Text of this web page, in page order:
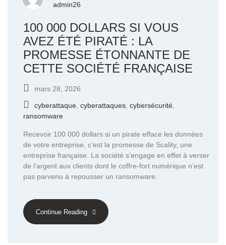
admin26
100 000 DOLLARS SI VOUS
AVEZ ÉTÉ PIRATÉ : LA
PROMESSE ÉTONNANTE DE
CETTE SOCIÉTÉ FRANÇAISE
mars 28, 2026
cyberattaque cyberattaques cybersécurité
ransomware
Recevoir 100 000 dollars si un pirate efface les données
de votre entreprise, c’est la promesse de Scality, une
entreprise française. La société s’engage en effet à verser
de l’argent aux clients dont le coffre-fort numérique n’est
pas parvenu à repousser un ransomware.
Continue Reading